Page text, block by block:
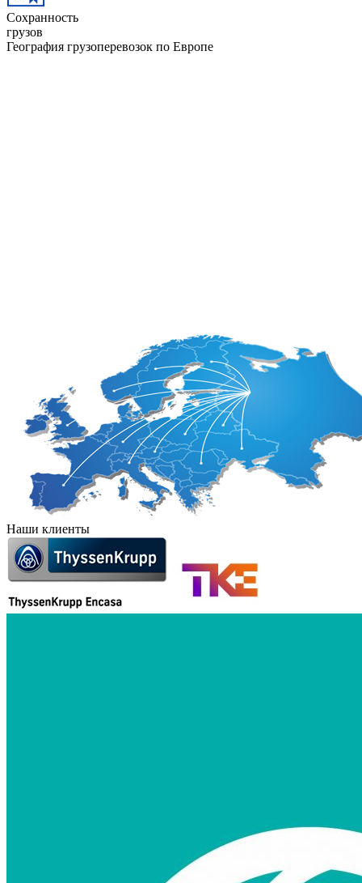
Сохранность
грузов
География грузоперевозок по Европе
Наши клиенты